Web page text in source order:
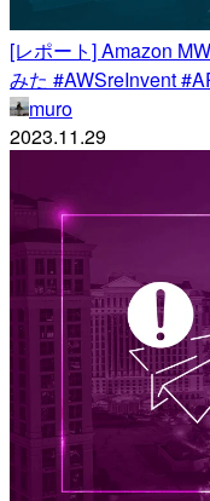
[レポート] Amazon
みた #AWSreInvent
muro
2023.11.29